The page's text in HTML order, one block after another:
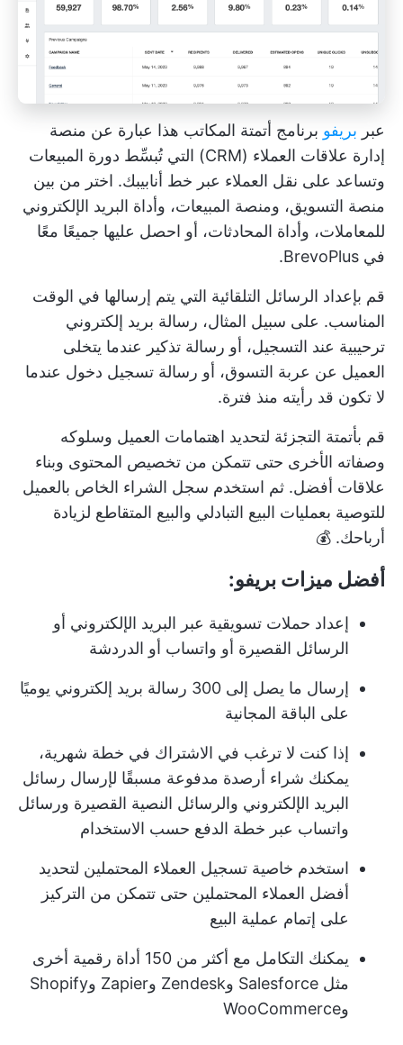
عبر بريفو برنامج أتمتة المكاتب هذا عبارة عن منصة
إدارة علاقات العملاء (CRM) التي تُبسِّط دورة المبيعات
وتساعد على نقل العملاء عبر خط أنابيبك. اختر من بين
منصة التسويق، ومنصة المبيعات، وأداة البريد الإلكتروني
للمعاملات، وأداة المحادثات، أو احصل عليها جميعًا معًا
في BrevoPlus.
قم بإعداد الرسائل التلقائية التي يتم إرسالها في الوقت
المناسب. على سبيل المثال، رسالة بريد إلكتروني
ترحيبية عند التسجيل، أو رسالة تذكير عندما يتخلى
العميل عن عربة التسوق، أو رسالة تسجيل دخول عندما
لا تكون قد رأيته منذ فترة.
قم بأتمتة التجزئة لتحديد اهتمامات العميل وسلوكه
وصفاته الأخرى حتى تتمكن من تخصيص المحتوى وبناء
علاقات أفضل. ثم استخدم سجل الشراء الخاص بالعميل
للتوصية بعمليات البيع التبادلي والبيع المتقاطع لزيادة
أرباحك. 💰
أفضل ميزات بريفو:
إعداد حملات تسويقية عبر البريد الإلكتروني أو
الرسائل القصيرة أو واتساب أو الدردشة
إرسال ما يصل إلى 300 رسالة بريد إلكتروني يوميًا
على الباقة المجانية
إذا كنت لا ترغب في الاشتراك في خطة شهرية،
يمكنك شراء أرصدة مدفوعة مسبقًا لإرسال رسائل
البريد الإلكتروني والرسائل النصية القصيرة ورسائل
واتساب عبر خطة الدفع حسب الاستخدام
استخدم خاصية تسجيل العملاء المحتملين لتحديد
أفضل العملاء المحتملين حتى تتمكن من التركيز
على إتمام عملية البيع
يمكنك التكامل مع أكثر من 150 أداة رقمية أخرى
مثل Salesforce وZendesk وZapier وShopify
وWooCommerce